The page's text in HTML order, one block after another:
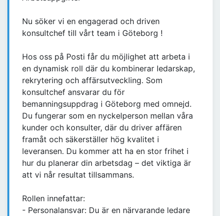
Nu söker vi en engagerad och driven
konsultchef till vårt team i Göteborg !
Hos oss på Posti får du möjlighet att arbeta i
en dynamisk roll där du kombinerar ledarskap,
rekrytering och affärsutveckling. Som
konsultchef ansvarar du för
bemanningsuppdrag i Göteborg med omnejd.
Du fungerar som en nyckelperson mellan våra
kunder och konsulter, där du driver affären
framåt och säkerställer hög kvalitet i
leveransen. Du kommer att ha en stor frihet i
hur du planerar din arbetsdag – det viktiga är
att vi når resultat tillsammans.
Rollen innefattar:
- Personalansvar: Du är en närvarande ledare